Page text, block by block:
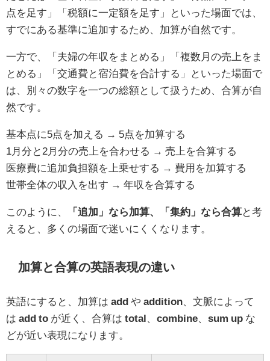
点を足す」「税額に一定額を足す」といった場面では、
すでにある基準に追加するため、加算が自然です。
一方で、「夫婦の年収をまとめる」「複数月の売上をま
とめる」「交通費と宿泊費を合計する」といった場面で
は、別々の数字を一つの総額として扱うため、合算が自
然です。
基本点に5点を加える → 5点を加算する
1月分と2月分の売上を合わせる → 売上を合算する
医療費に追加負担額を上乗せする → 費用を加算する
世帯全体の収入を出す → 年収を合算する
このように、 「追加」なら加算、「集約」なら合算と考
えると、多くの場面で迷いにくくなります。
加算と合算の英語表現の違い
英語にすると、加算は add や addition 、文脈によって
は add to が近く、合算は total combine sum up な
どが近い表現になります。